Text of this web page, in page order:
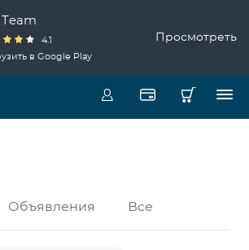
4.1
в Google Play
Просмотреть
Объявления Все